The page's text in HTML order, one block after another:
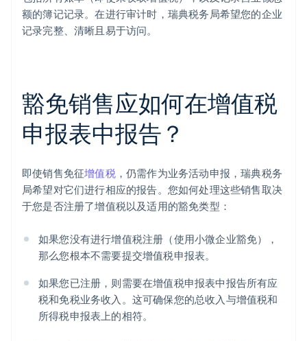
额的簿记记录。在进行审计时，瑞典税务局希望您的企业
记录完整、清晰且易于访问。
豁免销售应如何在增值税
申报表中报告？
即使销售免征增值税，仍需作为业务活动申报，瑞典税务
局希望对它们进行相应的报告。您如何处理这些销售取决
于您是否注册了增值税以及适用的豁免类型：
如果您没有进行增值税注册（使用小微企业豁免），
那么您根本不需要提交增值税申报表。
如果您已注册，则需要在增值税申报表中报告所有应
税和免税业务收入。这可确保您的总收入与增值税和
所得税申报表上的相符。